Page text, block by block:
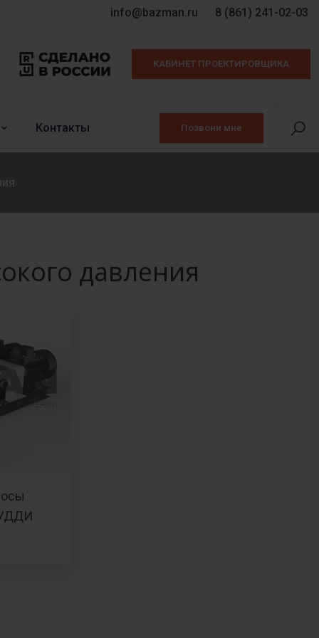
info@bazman.ru 8 (861) 241-02-03
КАБИНЕТ ПРОЕКТИРОВЩИКА
Контакты Позвони мне
давления